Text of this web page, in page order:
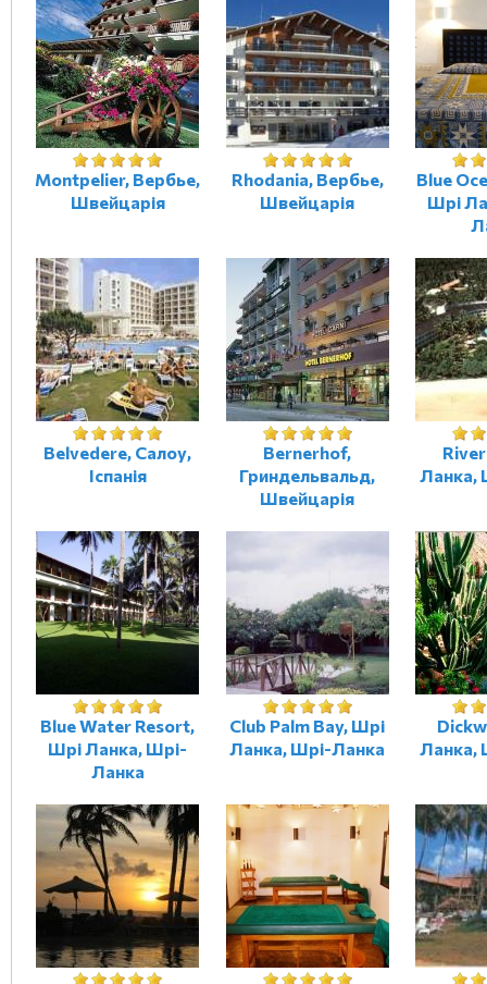
Montpelier, Вербье,
Швейцарія
Rhodania, Вербье,
Швейцарія
Blue
Шрі
Belvedere, Салоу,
Іспанія
Bernerhof,
Гриндельвальд,
Швейцарія
Ланка,
Blue Water Resort,
Шрі Ланка, Шрі-
Ланка
Club Palm Bay, Шрі
Ланка, Шрі-Ланка
Ланка,